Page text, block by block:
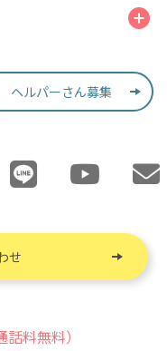
ヘルパーさん募集
せ
料無料）